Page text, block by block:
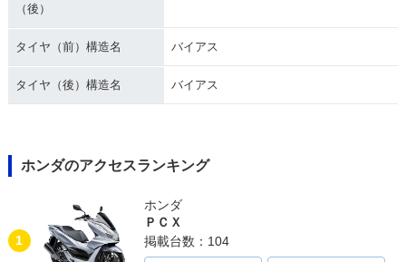
（後）
タイヤ（前）構造名 バイアス
タイヤ（後）構造名 バイアス
ホンダのアクセスランキング
1
ホンダ
ＰＣＸ
掲載台数：104